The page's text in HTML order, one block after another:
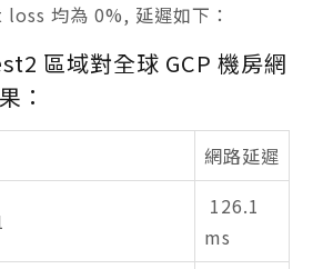
均為 0%, 延遲如下：
區域對全球 GCP 機房網
：
網路延遲
126.1
ms